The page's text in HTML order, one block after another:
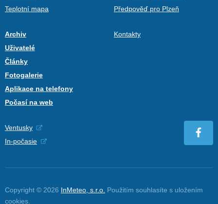
Teplotní mapa
Předpověď pro Plzeň
Archiv
Uživatelé
Články
Fotogalerie
Aplikace na telefony
Počasí na web
Kontakty
Ventusky
In-počasie
Copyright © 2026 InMeteo, s.r.o. Použitím souhlasíte s uložením
cookies